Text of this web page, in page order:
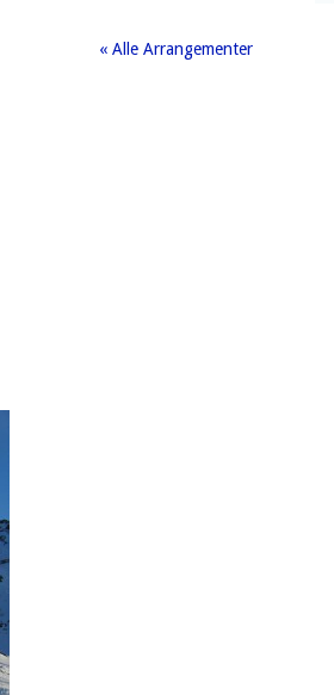
« Alle Arrangementer